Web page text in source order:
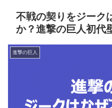
不戦の契りをジーク
か？進撃の巨人初代
進撃の巨人